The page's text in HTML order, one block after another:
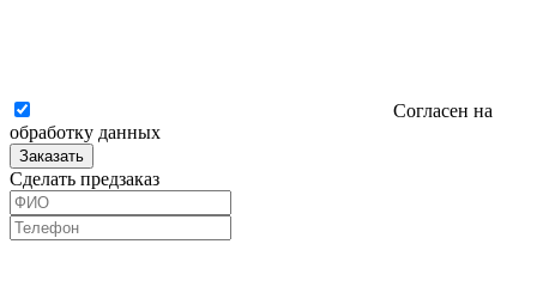
Согласен на
обработку данных
Заказать
Сделать предзаказ